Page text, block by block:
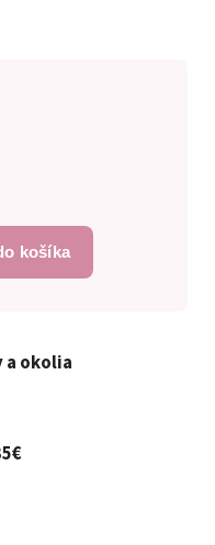
košíka
a okolia